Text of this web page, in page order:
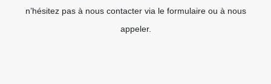
n’hésitez pas à nous contacter via le formulaire ou à nous
appeler.